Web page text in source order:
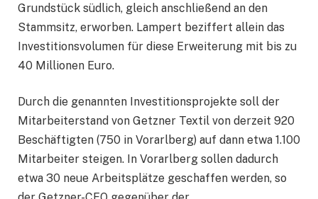
Grundstück südlich, gleich anschließend an den
Stammsitz, erworben. Lampert beziffert allein das
Investitionsvolumen für diese Erweiterung mit bis zu
40 Millionen Euro.
Durch die genannten Investitionsprojekte soll der
Mitarbeiterstand von Getzner Textil von derzeit 920
Beschäftigten (750 in Vorarlberg) auf dann etwa 1.100
Mitarbeiter steigen. In Vorarlberg sollen dadurch
etwa 30 neue Arbeitsplätze geschaffen werden, so